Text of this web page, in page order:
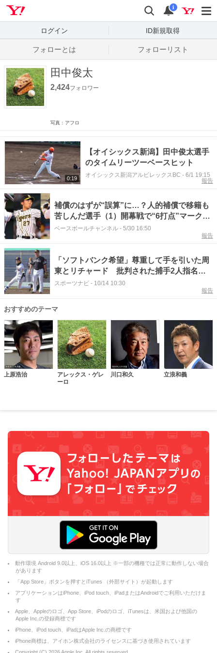
検索
通知
i
ログイン ID新規取得
フォローとは フォローリスト
田中俊太
2,424フォロワー
写真：アフロ
0:19
【オイシックス新潟】田中俊太選手
のタイムリーツーベースヒット
オイシックス新潟アルビレックスBC - 6/1 19:15
報告
補償のはずが“誤算”に…？人的補償で移籍も
苦しんだ選手（1）開幕戦で“6打点”マーク
も…ブレイクならず
ベースボールチャンネル - 5/30 16:50
報告
「ソフトバンク希望」尊重して手を引いた周
東とリチャード 批判された捕手2人指名
元巨人スカウト部長が明かす秘話
スポーツナビ - 10/14 10:30
報告
おすすめのテーマ
上原浩治
アレックス・ゲレ
ーロ
川口和久 立浪和義
動作環境 Android 9.0以上、iOS 16.0以上 ※一部の機種では正常に動作しない場合
があります
「App Store」ボタンを押すとiTunes （外部サイト）が起動します
アプリケーションはiPhone、iPod touch、iPadまたはAndroidでご利用いただけま
す
Apple、Appleのロゴ、App Store、iPodのロゴ、iTunesは、米国および他国の
Apple Inc.の登録商標です
iPhone、iPod touch、iPadはApple Inc.の商標です
iPhone商標は、アイホン株式会社のライセンスに基づき使用されています